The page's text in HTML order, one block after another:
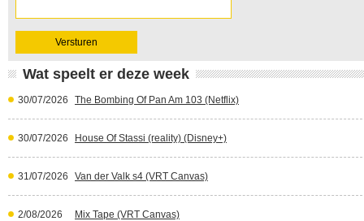
Wat speelt er deze week
30/07/2026 The Bombing Of Pan Am 103 (Netflix)
30/07/2026 House Of Stassi (reality) (Disney+)
31/07/2026 Van der Valk s4 (VRT Canvas)
2/08/2026 Mix Tape (VRT Canvas)